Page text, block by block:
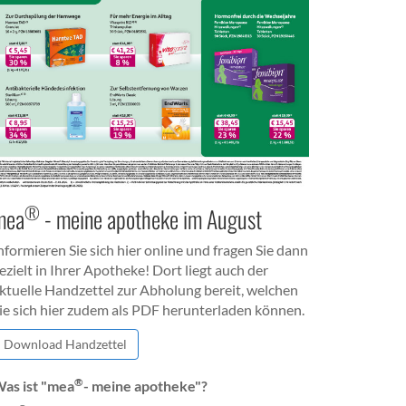
® - meine apotheke im August
Sie sich hier online und fragen Sie dann
in Ihrer Apotheke! Dort liegt auch der
Handzettel zur Abholung bereit, welchen
sich hier zudem als PDF herunterladen können.
Download Handzettel
ist "mea®- meine apotheke"?